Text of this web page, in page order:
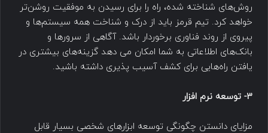
روش‌های شناخته شده، راه را برای رسیدن به موفقیت روشن‌تر
خواهد کرد. تیم قرمز باید از درک و شناخت همه سیستم‌ها و
پیروی از روند فناوری برخوردار باشد. آگاهی از سرورها و
بانک‌های اطلاعاتی به شما امکان می دهد گزینه‌های بیشتری در
یافتن راه‌هایی برای کشف آسیب پذیری داشته باشید.
3- توسعه نرم افزار
مزایای دانستن چگونگی توسعه ابزارهای شخصی بسیار قابل